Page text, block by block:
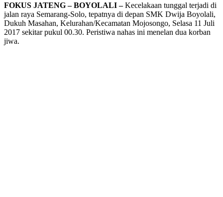
FOKUS JATENG – BOYOLALI –Kecelakaan tunggal terjadi di
jalan raya Semarang-Solo, tepatnya di depan SMK Dwija Boyolali,
Dukuh Masahan, Kelurahan/Kecamatan Mojosongo, Selasa 11 Juli
2017 sekitar pukul 00.30. Peristiwa nahas ini menelan dua korban
jiwa.